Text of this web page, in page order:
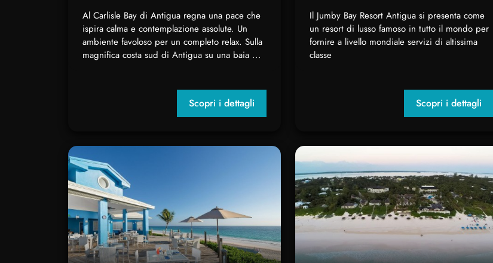
Al Carlisle Bay di Antigua regna una pace che
ispira calma e contemplazione assolute. Un
ambiente favoloso per un completo relax. Sulla
magnifica costa sud di Antigua su una baia ...
Scopri i dettagli
Il Jumby Bay Resort Antigua si presenta come
un resort di lusso famoso in tutto il mondo per
fornire a livello mondiale servizi di altissima
classe
Scopri i dettagli